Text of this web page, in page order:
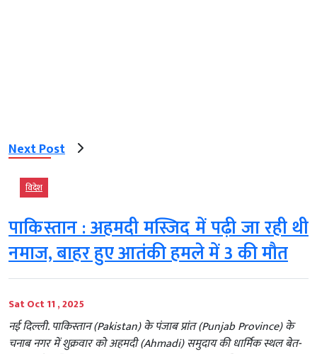
Next Post
विदेश
पाकिस्तान : अहमदी मस्जिद में पढ़ी जा रही थी
नमाज, बाहर हुए आतंकी हमले में 3 की मौत
Sat Oct 11 , 2025
नई दिल्ली. पाकिस्तान (Pakistan) के पंजाब प्रांत (Punjab Province) के
चनाब नगर में शुक्रवार को अहमदी (Ahmadi) समुदाय की धार्मिक स्थल बेत-